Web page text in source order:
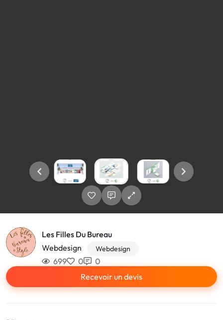
Les Filles Du Bureau
Webdesign
Webdesign
699 0
0
Recevoir un devis